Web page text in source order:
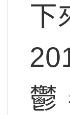
下
鬱